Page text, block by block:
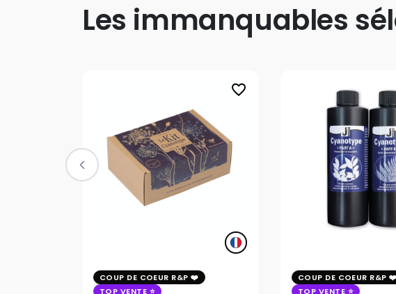
Les immanquables
favorite_border
COUP DE COEUR R&P
TOP VENTE
COUP DE COEUR R&P
TOP VENTE